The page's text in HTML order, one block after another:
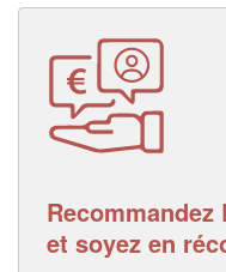
Recommandez
et soyez en